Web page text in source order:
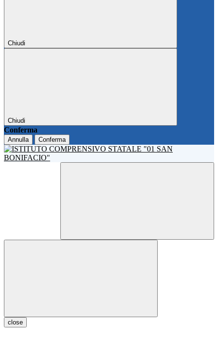
Chiudi
Chiudi
Conferma
Annulla Conferma
close